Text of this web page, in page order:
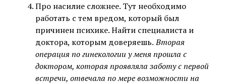
Про насилие сложнее. Тут необходимо
работать с тем вредом, который был
причинен психике. Найти специалиста и
доктора, которым доверяешь.Вторая
операция по гинекологии у меня прошла с
доктором, которая проявляла заботу с первой
встречи, отвечала по мере возможности на